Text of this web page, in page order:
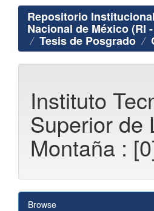
Repositorio
Nacional de México (RI
Tesis de Posgrado
Instituto
Superior de
Montaña :
Browse